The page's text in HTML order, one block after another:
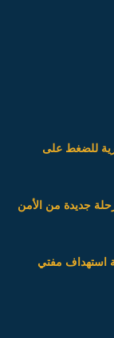
للضغط على
جديدة من الأمن
استهداف مفتي